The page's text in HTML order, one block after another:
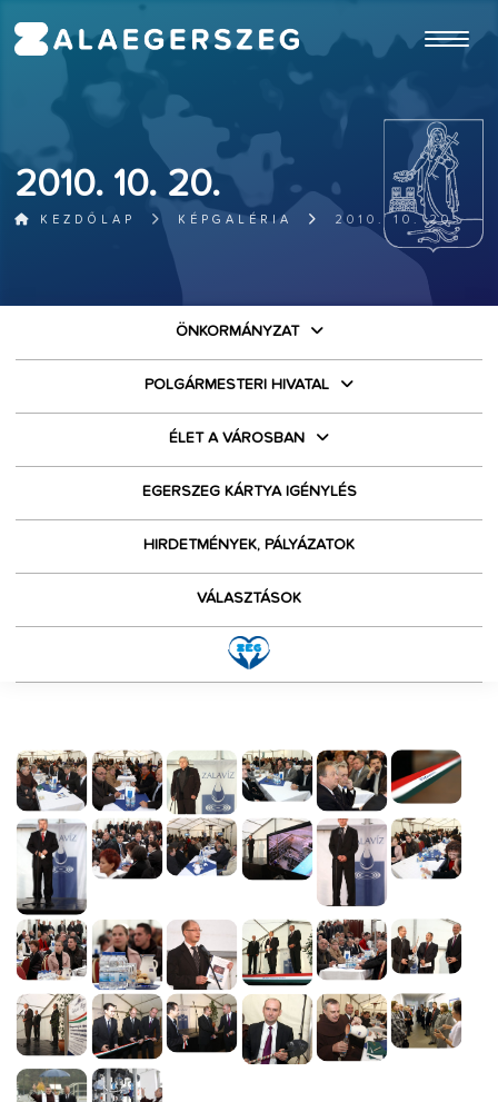
2010. 10. 20.
KEZDŐLAP KÉPGALÉRIA 2010. 10. 20.
ÖNKORMÁNYZAT
POLGÁRMESTERI HIVATAL
ÉLET A VÁROSBAN
EGERSZEG KÁRTYA IGÉNYLÉS
HIRDETMÉNYEK, PÁLYÁZATOK
VÁLASZTÁSOK